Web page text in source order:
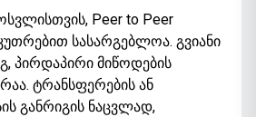
Peer to Peer
სასარგებლოა. გვიანი
პირდაპირი მიწოდების
ტრანსფერების ან
განრიგის ნაცვლად,